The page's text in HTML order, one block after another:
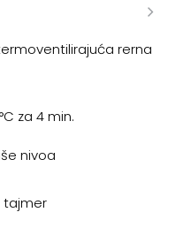
rerna
za 4 min.
nivoa
tajmer